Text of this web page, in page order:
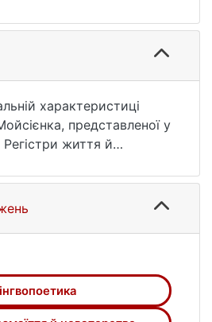
характеристиці
представленої у
Регістри життя й
єдності.
розмаїтті й
Окреслено такі
чуттєвих образів,
превалювання логосу
рисах
хронотоп, а також якої